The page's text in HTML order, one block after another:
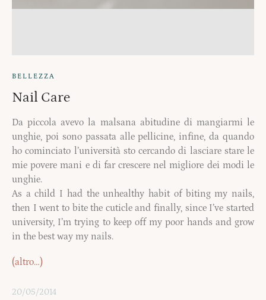
BELLEZZA
Nail Care
Da piccola avevo la malsana abitudine di mangiarmi le
unghie, poi sono passata alle pellicine, infine, da quando
ho cominciato l’università sto cercando di lasciare stare le
mie povere mani e di far crescere nel migliore dei modi le
unghie.
As a child I had the unhealthy habit of biting my nails,
then I went to bite the cuticle and finally, since I’ve started
university, I’m trying to keep off my poor hands and grow
in the best way my nails.
(altro…)
20/05/2014